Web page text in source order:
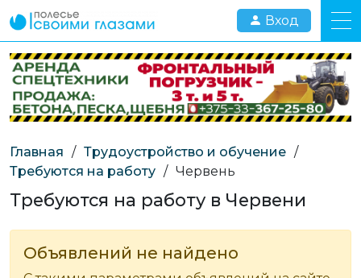
Вход
Главная / Трудоустройство и обучение /
Требуются на работу / Червень
Требуются на работу в Червени
Объявлений не найдено